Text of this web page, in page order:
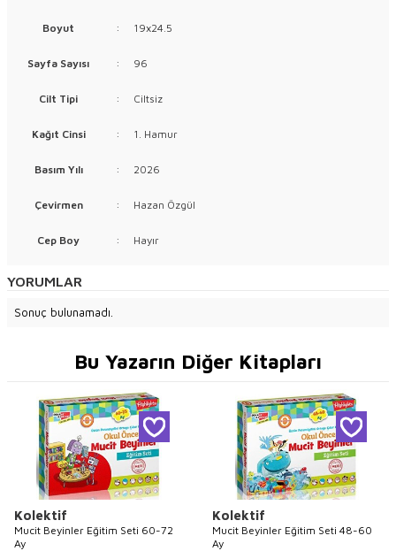
Boyut : 19x24.5
Sayfa Sayısı : 96
Cilt Tipi : Ciltsiz
Kağıt Cinsi : 1. Hamur
Basım Yılı : 2026
Çevirmen : Hazan Özgül
Cep Boy : Hayır
YORUMLAR
Sonuç bulunamadı.
Bu Yazarın Diğer Kitapları
Kolektif
Mucit Beyinler Eğitim Seti 60-72
Ay
Kolektif
Mucit Beyinler Eğitim Seti 48-60
Ay